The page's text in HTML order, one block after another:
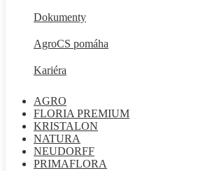
Dokumenty
AgroCS pomáha
Kariéra
AGRO
FLORIA PREMIUM
KRISTALON
NATURA
NEUDORFF
PRIMAFLORA